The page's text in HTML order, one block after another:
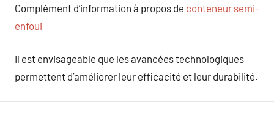
Complément d’information à propos de conteneur semi-
enfoui
Il est envisageable que les avancées technologiques
permettent d’améliorer leur efficacité et leur durabilité.